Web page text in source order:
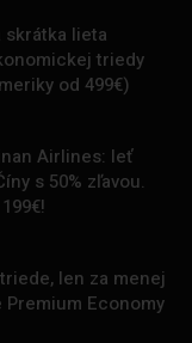
skrátka lieta
triedy
od 499€)
Airlines: leť
s 50% zľavou.
len za menej
Economy